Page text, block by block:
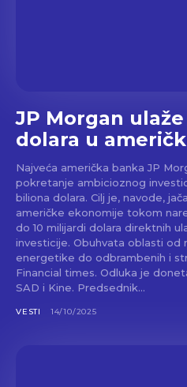
JP Morgan ulaže
dolara u
Najveća američka banka JP
pokretanje ambicioznog
biliona dolara. Cilj je, navode,
američke ekonomije tokom naredne
do 10 milijardi dolara direktnih
investicije. Obuhvata oblasti od
energetike do odbrambenih i
Financial times. Odluka je doneta u jeku trgovinskog rata
SAD i Kine. Predsednik...
VESTI 14/10/2025